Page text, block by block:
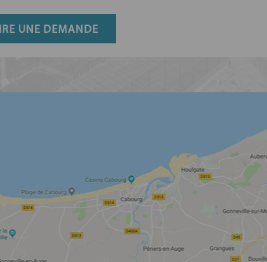
UNE DEMANDE